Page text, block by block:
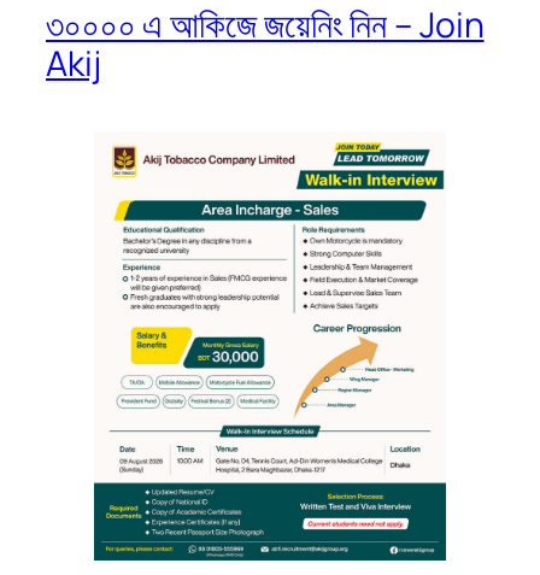
৩০০০০ এ আকিজে জয়েনিং নিন – Join
Akij